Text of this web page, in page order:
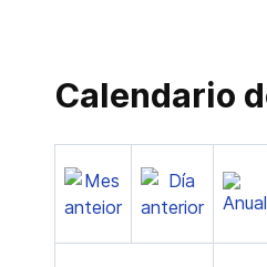
Calendario